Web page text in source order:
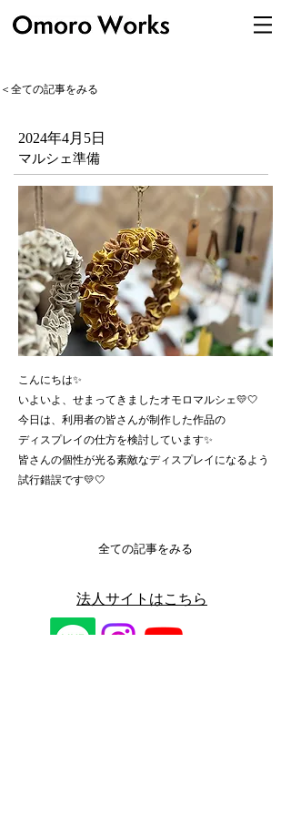
＜全ての記事をみる
2024年4月5日
マルシェ準備
こんにちは✨
いよいよ、せまってきましたオモロマルシェ💛🤍
今日は、利用者の皆さんが制作した作品の
ディスプレイの仕方を検討しています✨
皆さんの個性が光る素敵なディスプレイになるよう
試行錯誤です💛🤍
全ての記事をみる
​法人サイトはこちら